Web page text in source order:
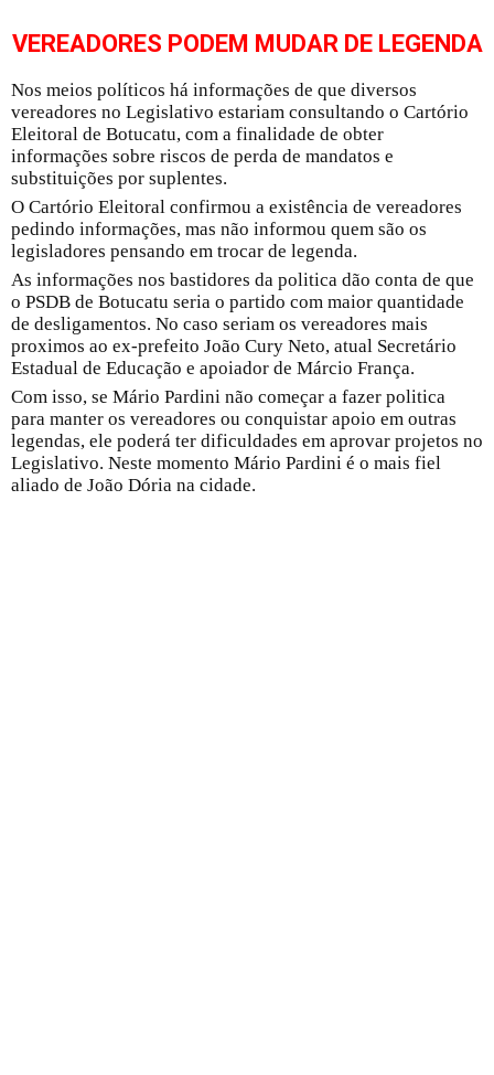
VEREADORES PODEM MUDAR DE LEGENDA
Nos meios políticos há informações de que diversos
vereadores no Legislativo estariam consultando o Cartório
Eleitoral de Botucatu, com a finalidade de obter
informações sobre riscos de perda de mandatos e
substituições por suplentes.
O Cartório Eleitoral confirmou a existência de vereadores
pedindo informações, mas não informou quem são os
legisladores pensando em trocar de legenda.
As informações nos bastidores da politica dão conta de que
o PSDB de Botucatu seria o partido com maior quantidade
de desligamentos. No caso seriam os vereadores mais
proximos ao ex-prefeito João Cury Neto, atual Secretário
Estadual de Educação e apoiador de Márcio França.
Com isso, se Mário Pardini não começar a fazer politica
para manter os vereadores ou conquistar apoio em outras
legendas, ele poderá ter dificuldades em aprovar projetos no
Legislativo. Neste momento Mário Pardini é o mais fiel
aliado de João Dória na cidade.